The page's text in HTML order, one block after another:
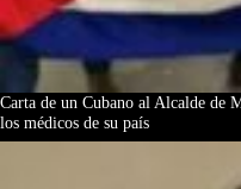
Carta de un Cubano al Alcalde de
los médicos de su país